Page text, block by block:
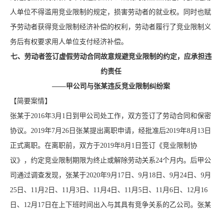
人单位不得滥用竞业限制的规定，损害劳动者的就业权。同时也赋
予劳动者获得竞业限制经济补偿的权利，劳动者履行了竞业限制义
务后有权要求用人单位支付经济补偿。
七、劳动者签订虚假劳动合同故意规避竞业限制的约定，应承担违
约责任
——甲公司与张某违反竞业限制纠纷案
【简要案情】
张某于2016年3月1日到甲公司处工作，双方签订了劳动合同和保密
协议。2019年7月26日张某提出离职申请，经批准后2019年8月13日
正式离职。在离职前，双方于2019年8月1日签订《竞业限制协
议》，约定竞业限制期限为终止或解除劳动关系24个月内。后甲公
司通过调查发现，张某于2020年9月17日、9月18日、9月24日、9月
25日、11月2日、11月3日、11月4日、11月5日、11月6日、12月16
日、12月17日在上下班时间出入与其具有竞争关系的乙公司。张某